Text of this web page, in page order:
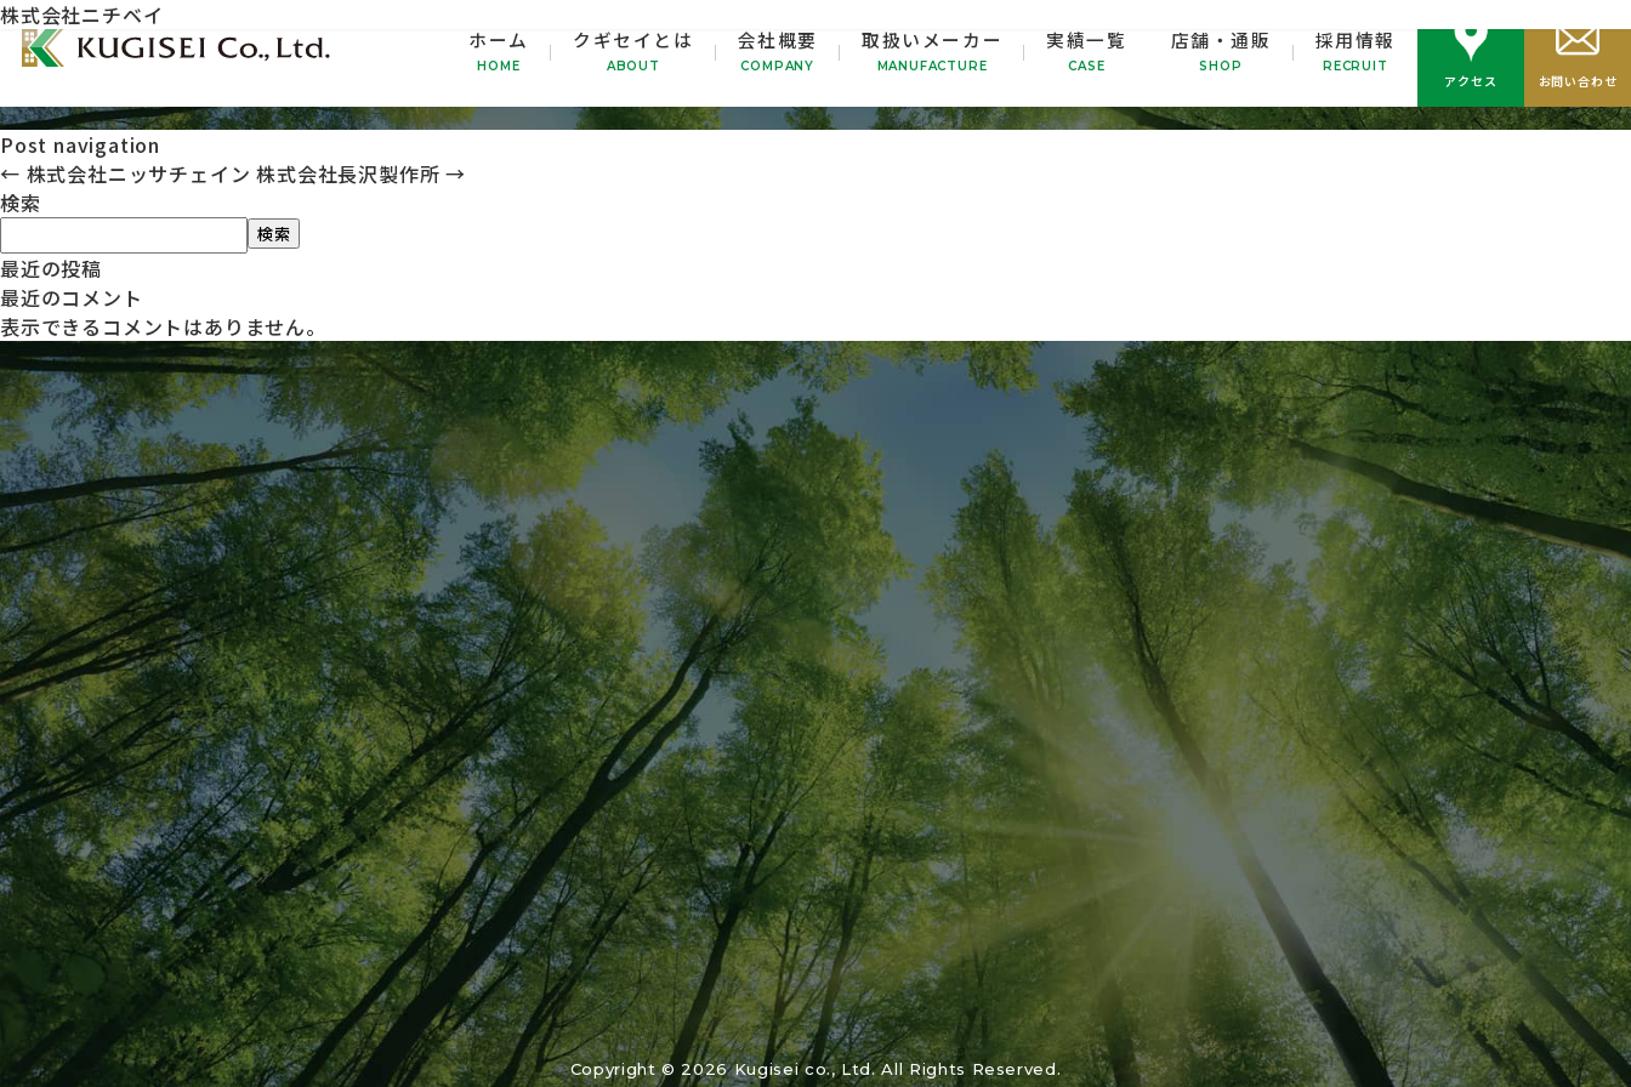
ホーム
HOME
クギセイとは
ABOUT
会社概要
COMPANY
取扱いメーカー
MANUFACTURE
実績一覧
CASE
店舗・通販
SHOP
採用情報
RECRUIT
アクセス
お問い合わせ
株式会社ニチベイ
This entry was posted on2023年11月20日by kugisei.
Post navigation
← 株式会社ニッサチェイン 株式会社長沢製作所→
検索
検索
最近の投稿
最近のコメント
表示できるコメントはありません。
03-3312-6411
お問い合わせ
Copyright © 2026 Kugisei co., Ltd. All Rights Reserved.